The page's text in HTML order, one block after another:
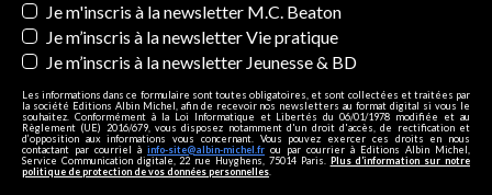
Je m'inscris à la newsletter M.C. Beaton
Je m’inscris à la newsletter Vie pratique
Je m’inscris à la newsletter Jeunesse & BD
Les informations dans ce formulaire sont toutes obligatoires, et sont collectées et traitées par
la société Editions Albin Michel, afin de recevoir nos newsletters au format digital si vous le
souhaitez. Conformément à la Loi Informatique et Libertés du 06/01/1978 modifiée et au
Règlement (UE) 2016/679, vous disposez notamment d'un droit d'accès, de rectification et
d’opposition aux informations vous concernant. Vous pouvez exercer ces droits en nous
contactant par courriel à info-site@albin-michel.fr ou par courrier à Editions Albin Michel,
Service Communication digitale, 22 rue Huyghens, 75014 Paris. Plus d’information sur notre
politique de protection de vos données personnelles